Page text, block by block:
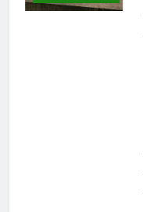
TERBARU